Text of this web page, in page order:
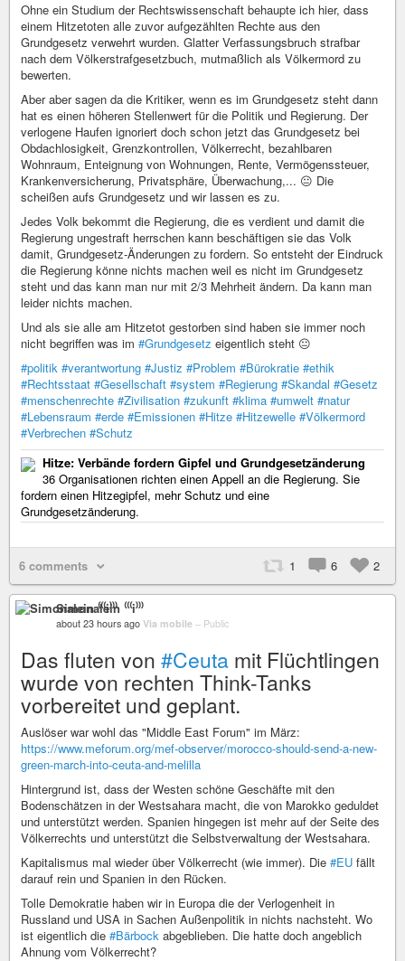
Ohne ein Studium der Rechtswissenschaft behaupte ich hier, dass
einem Hitzetoten alle zuvor aufgezählten Rechte aus den
Grundgesetz verwehrt wurden. Glatter Verfassungsbruch strafbar
nach dem Völkerstrafgesetzbuch, mutmaßlich als Völkermord zu
bewerten.
Aber aber sagen da die Kritiker, wenn es im Grundgesetz steht dann
hat es einen höheren Stellenwert für die Politik und Regierung. Der
verlogene Haufen ignoriert doch schon jetzt das Grundgesetz bei
Obdachlosigkeit, Grenzkontrollen, Völkerrecht, bezahlbaren
Wohnraum, Enteignung von Wohnungen, Rente, Vermögenssteuer,
Krankenversicherung, Privatsphäre, Überwachung,... 😐 Die
scheißen aufs Grundgesetz und wir lassen es zu.
Jedes Volk bekommt die Regierung, die es verdient und damit die
Regierung ungestraft herrschen kann beschäftigen sie das Volk
damit, Grundgesetz-Änderungen zu fordern. So entsteht der Eindruck
die Regierung könne nichts machen weil es nicht im Grundgesetz
steht und das kann man nur mit 2/3 Mehrheit ändern. Da kann man
leider nichts machen.
Und als sie alle am Hitzetot gestorben sind haben sie immer noch
nicht begriffen was im #Grundgesetz eigentlich steht 😐
#politik #verantwortung #Justiz #Problem #Bürokratie #ethik
#Rechtsstaat #Gesellschaft #system #Regierung #Skandal #Gesetz
#menschenrechte #Zivilisation #zukunft #klima #umwelt #natur
#Lebensraum #erde #Emissionen #Hitze #Hitzewelle #Völkermord
#Verbrechen #Schutz
Hitze: Verbände fordern Gipfel und Grundgesetzänderung
36 Organisationen richten einen Appell an die Regierung. Sie
fordern einen Hitzegipfel, mehr Schutz und eine
Grundgesetzänderung.
6 comments 1 6 2
Simonalein ⁽⁽⁽i⁾⁾⁾
about 23 hours ago Via mobile – Public
Das fluten von #Ceuta mit Flüchtlingen
wurde von rechten Think-Tanks
vorbereitet und geplant.
Auslöser war wohl das "Middle East Forum" im März:
https://www.meforum.org/mef-observer/morocco-should-send-a-new-
green-march-into-ceuta-and-melilla
Hintergrund ist, dass der Westen schöne Geschäfte mit den
Bodenschätzen in der Westsahara macht, die von Marokko geduldet
und unterstützt werden. Spanien hingegen ist mehr auf der Seite des
Völkerrechts und unterstützt die Selbstverwaltung der Westsahara.
Kapitalismus mal wieder über Völkerrecht (wie immer). Die #EU fällt
darauf rein und Spanien in den Rücken.
Tolle Demokratie haben wir in Europa die der Verlogenheit in
Russland und USA in Sachen Außenpolitik in nichts nachsteht. Wo
ist eigentlich die #Bärbock abgeblieben. Die hatte doch angeblich
Ahnung vom Völkerrecht?